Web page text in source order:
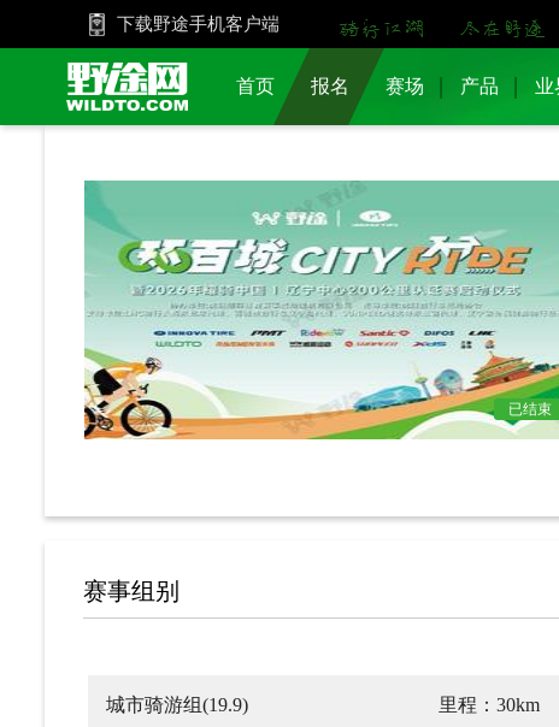
下载野途手机客户端
首页 报名 赛场 产品 业
已结束
赛事组别
城市骑游组(19.9) 里程：30km